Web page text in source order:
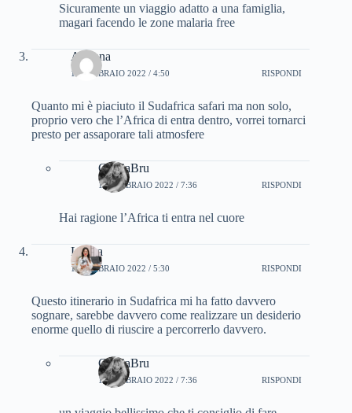
Sicuramente un viaggio adatto a una famiglia,
magari facendo le zone malaria free
Arianna
16 FEBBRAIO 2022 / 4:50 RISPONDI
Quanto mi è piaciuto il Sudafrica safari ma non solo,
proprio vero che l’Africa di entra dentro, vorrei tornarci
presto per assaporare tali atmosfere
CinziaBru
16 FEBBRAIO 2022 / 7:36 RISPONDI
Hai ragione l’Africa ti entra nel cuore
Libera
16 FEBBRAIO 2022 / 5:30 RISPONDI
Questo itinerario in Sudafrica mi ha fatto davvero
sognare, sarebbe davvero come realizzare un desiderio
enorme quello di riuscire a percorrerlo davvero.
CinziaBru
16 FEBBRAIO 2022 / 7:36 RISPONDI